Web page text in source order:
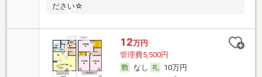
ださい☆
12万円
管理費5,500円
なし
10万円